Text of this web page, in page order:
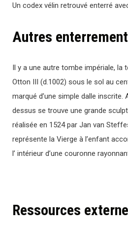
Un codex vélin retrouvé enterré
Autres
Il y a une autre tombe impériale, la
Otton III (d.1002) sous le sol au
marqué d’une simple dalle
dessus se trouve une grande
réalisée en 1524 par Jan van
représente la Vierge à l’enfant
l’ intérieur d’une couronne
Ressources